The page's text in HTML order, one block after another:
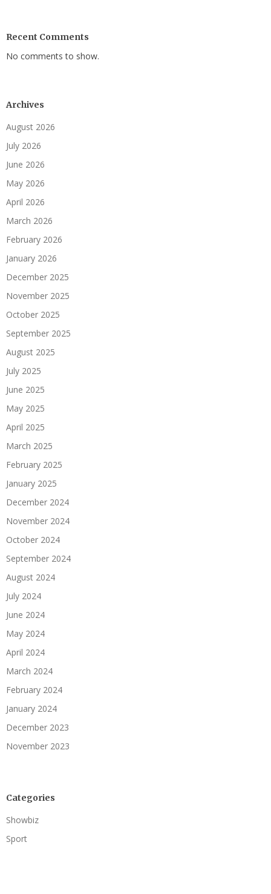
Recent Comments
No comments to show.
Archives
August 2026
July 2026
June 2026
May 2026
April 2026
March 2026
February 2026
January 2026
December 2025
November 2025
October 2025
September 2025
August 2025
July 2025
June 2025
May 2025
April 2025
March 2025
February 2025
January 2025
December 2024
November 2024
October 2024
September 2024
August 2024
July 2024
June 2024
May 2024
April 2024
March 2024
February 2024
January 2024
December 2023
November 2023
Categories
Showbiz
Sport